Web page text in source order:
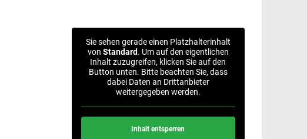
Sie sehen gerade einen Platzhalterinhalt
von Standard. Um auf den eigentlichen
Inhalt zuzugreifen, klicken Sie auf den
Button unten. Bitte beachten Sie, dass
dabei Daten an Drittanbieter
weitergegeben werden.
Inhalt entsperren